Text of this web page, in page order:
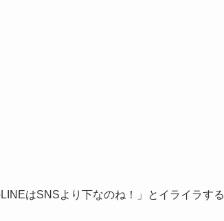
はSNSより下なのね！」とイライラする